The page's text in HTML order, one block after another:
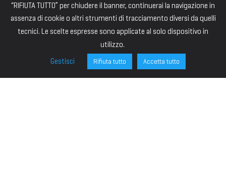
“RIFIUTA TUTTO” per chiudere il banner, continuerai la navigazione in
assenza di cookie o altri strumenti di tracciamento diversi da quelli
tecnici. Le scelte espresse sono applicate al solo dispositivo in
utilizzo.
Gestisci
Rifiuta tutto Accetta tutto